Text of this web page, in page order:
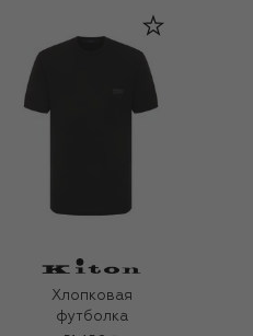
Хлопковая
футболка